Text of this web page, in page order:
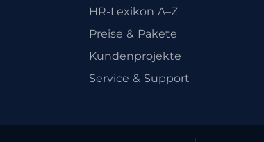
HR-Lexikon A–Z
Preise & Pakete
Kundenprojekte
Service & Support